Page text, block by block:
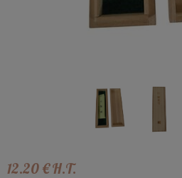
12.20€H.T.